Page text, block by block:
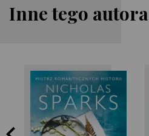
Inne tego autora
Nicholas Sparks